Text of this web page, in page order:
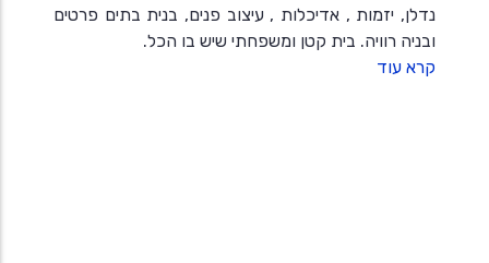
נדלן, יזמות , אדיכלות , עיצוב פנים, בנית בתים פרטים
ובניה רוויה. בית קטן ומשפחתי שיש בו הכל.
קרא עוד